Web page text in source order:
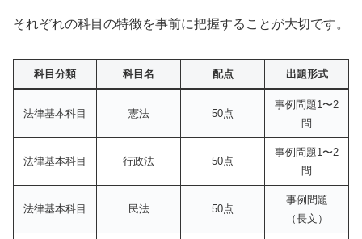
それぞれの科目の特徴を事前に把握することが大切です。
科目分類 科目名 配点 出題形式
法律基本科目 憲法 50点
事例問題1〜2
問
法律基本科目 行政法 50点
事例問題1〜2
問
法律基本科目 民法 50点
事例問題
（長文）